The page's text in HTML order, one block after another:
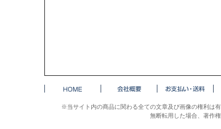
※当サイト内の商品に関わる全ての文章及び画像の権利は
無断転用した場合、著作